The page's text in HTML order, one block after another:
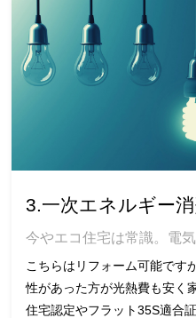
3.一次エネルギー
今やエコ住宅は常識。電
こちらはリフォーム可能です
性があった方が光熱費も安く
住宅認定やフラット35S適合